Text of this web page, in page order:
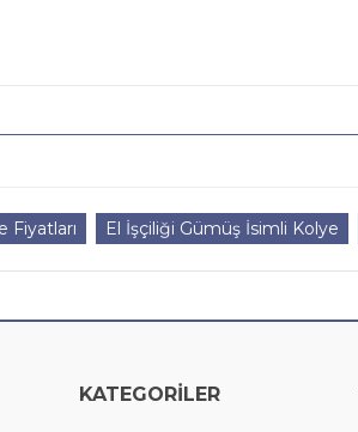
Fiyatları El İşçiliği Gümüş İsimli Kolye
KATEGORİLER